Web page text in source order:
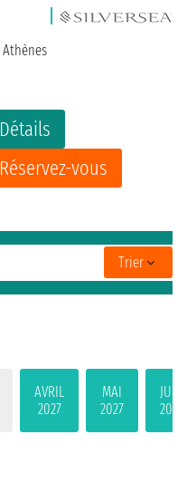
AVRIL
2027
MAI
2027
JUIN
2027
Détails
Réservez-vous
Athènes
Trier